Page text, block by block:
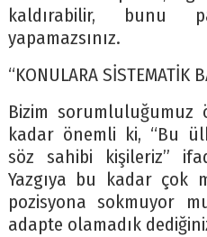
kaldırabilir, bunu
yapamazsınız.
“KONULARA SİSTEMATİK
Bizim
kadar önemli ki, “Bu
söz sahibi kişileriz”
Yazgıya bu kadar çok
pozisyona sokmuyor
adapte olamadık